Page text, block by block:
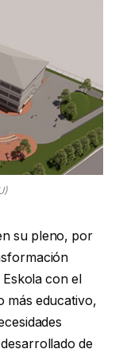
su pleno, por
con el
más educativo,
de